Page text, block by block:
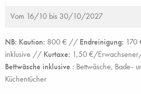
Vom 16/10 bis 30/10/2027
NB: Kaution: 800 € // Endreinigung:
inklusive // Kurtaxe: 1,50 €/
Bettwäsche inklusive : Bettwäsche, Bade-
Küchentücher